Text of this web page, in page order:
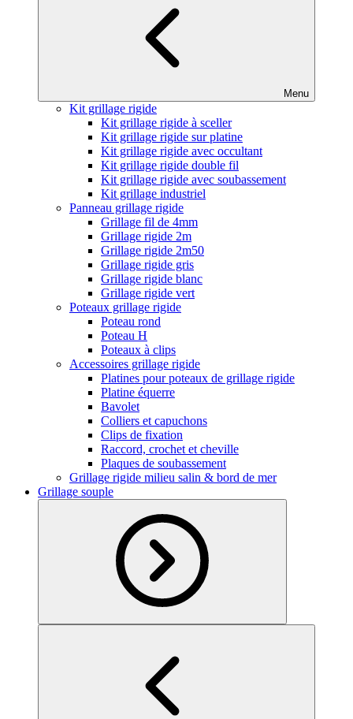
Menu
Kit grillage rigide
Kit grillage rigide à sceller
Kit grillage rigide sur platine
Kit grillage rigide avec occultant
Kit grillage rigide double fil
Kit grillage rigide avec soubassement
Kit grillage industriel
Panneau grillage rigide
Grillage fil de 4mm
Grillage rigide 2m
Grillage rigide 2m50
Grillage rigide gris
Grillage rigide blanc
Grillage rigide vert
Poteaux grillage rigide
Poteau rond
Poteau H
Poteaux à clips
Accessoires grillage rigide
Platines pour poteaux de grillage rigide
Platine équerre
Bavolet
Colliers et capuchons
Clips de fixation
Raccord, crochet et cheville
Plaques de soubassement
Grillage rigide milieu salin & bord de mer
Grillage souple